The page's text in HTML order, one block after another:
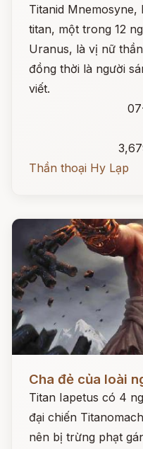
Titanid
titan, một trong 12
Uranus, là vị nữ
đồng thời là người
viết.
Thần thoại Hy Lạp
Cha đẻ của loài
Titan Iapetus có 4
đại chiến
nên bị trừng phạt